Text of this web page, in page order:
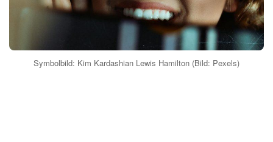
Symbolbild: Kim Kardashian Lewis Hamilton (Bild: Pexels)